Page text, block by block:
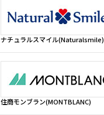
ナチュラルスマイル(Naturalsmile)
住商モンブラン(MONTBLANC)